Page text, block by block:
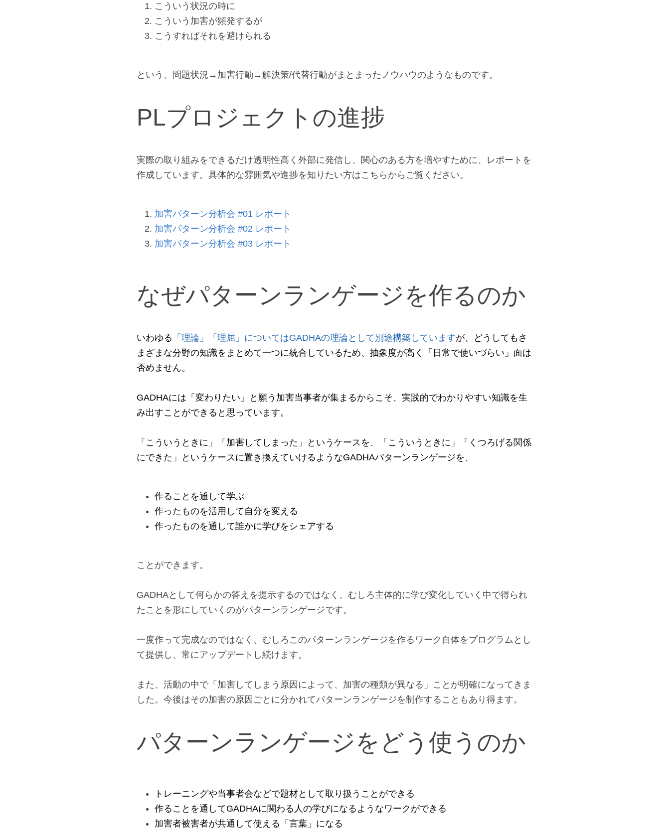
こういう状況の時に
こういう加害が頻発するが
こうすればそれを避けられる
という、問題状況→加害行動→解決策/代替行動がまとまったノウハウのようなものです。
PLプロジェクトの進捗
実際の取り組みをできるだけ透明性高く外部に発信し、関心のある方を増やすために、レポートを
作成しています。具体的な雰囲気や進捗を知りたい方はこちらからご覧ください。
加害パターン分析会 #01 レポート
加害パターン分析会 #02 レポート
加害パターン分析会 #03 レポート
なぜパターンランゲージを作るのか
いわゆる 「理論」「理屈」についてはGADHAの理論として別途構築していますが、どうしてもさ
まざまな分野の知識をまとめて一つに統合しているため、抽象度が高く「日常で使いづらい」面は
否めません。
GADHAには「変わりたい」と願う加害当事者が集まるからこそ、実践的でわかりやすい知識を生
み出すことができると思っています。
「こういうときに」「加害してしまった」というケースを、「こういうときに」「くつろげる関係
にできた」というケースに置き換えていけるようなGADHAパターンランゲージを、
作ることを通して学ぶ
作ったものを活用して自分を変える
作ったものを通して誰かに学びをシェアする
ことができます。
GADHAとして何らかの答えを提示するのではなく、むしろ主体的に学び変化していく中で得られ
たことを形にしていくのがパターンランゲージです。
一度作って完成なのではなく、むしろこのパターンランゲージを作るワーク自体をプログラムとし
て提供し、常にアップデートし続けます。
また、活動の中で「加害してしまう原因によって、加害の種類が異なる」ことが明確になってきま
した。今後はその加害の原因ごとに分かれてパターンランゲージを制作することもあり得ます。
パターンランゲージをどう使うのか
トレーニングや当事者会などで題材として取り扱うことができる
作ることを通してGADHAに関わる人の学びになるようなワークができる
加害者被害者が共通して使える「言葉」になる